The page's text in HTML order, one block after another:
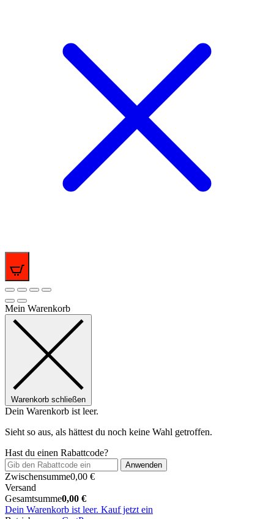
Mein Warenkorb
Warenkorb schließen
Dein Warenkorb ist leer.
Sieht so aus, als hättest du noch keine Wahl getroffen.
Hast du einen Rabattcode?
Anwenden
Zwischensumme0,00 €
Versand
Gesamtsumme0,00 €
Dein Warenkorb ist leer. Kauf jetzt ein